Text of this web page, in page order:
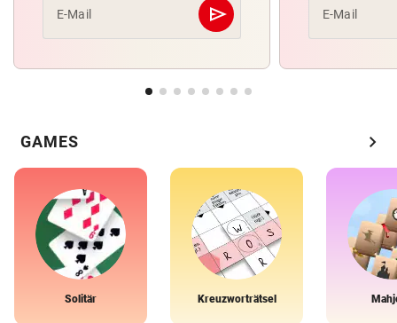
E-Mail send
Abschicken E-Mail
GAMES chevron_right
Solitär Kreuzworträtsel